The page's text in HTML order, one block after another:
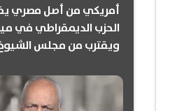
أمريكي من أصل مصري
الحزب الديمقراطي في
ويقترب من مجلس